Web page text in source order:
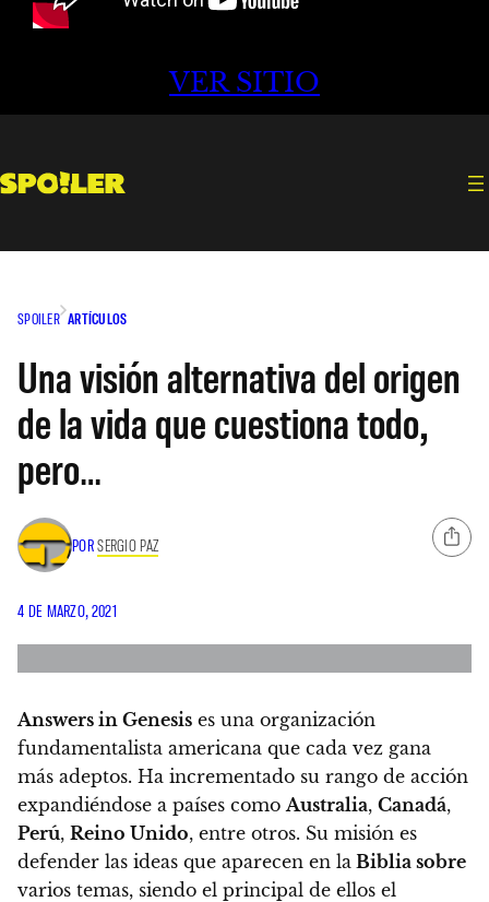
VER SITIO
SPOILER ARTÍCULOS
Una visión alternativa del origen
de la vida que cuestiona todo,
pero…
PORSERGIO PAZ
4 DE MARZO, 2021
Answers in Genesis es una organización
fundamentalista americana que cada vez gana
más adeptos. Ha incrementado su rango de acción
expandiéndose a países como Australia, Canadá,
Perú, Reino Unido, entre otros. Su misión es
defender las ideas que aparecen en la Biblia sobre
varios temas, siendo el principal de ellos el